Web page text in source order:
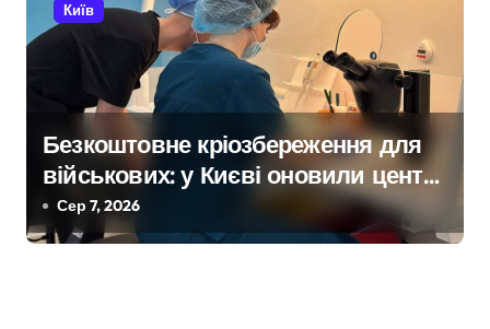
Київ
Безкоштовне кріозбереження для
військових: у Києві оновили центр
репродуктивної медицини
Сер 7, 2026